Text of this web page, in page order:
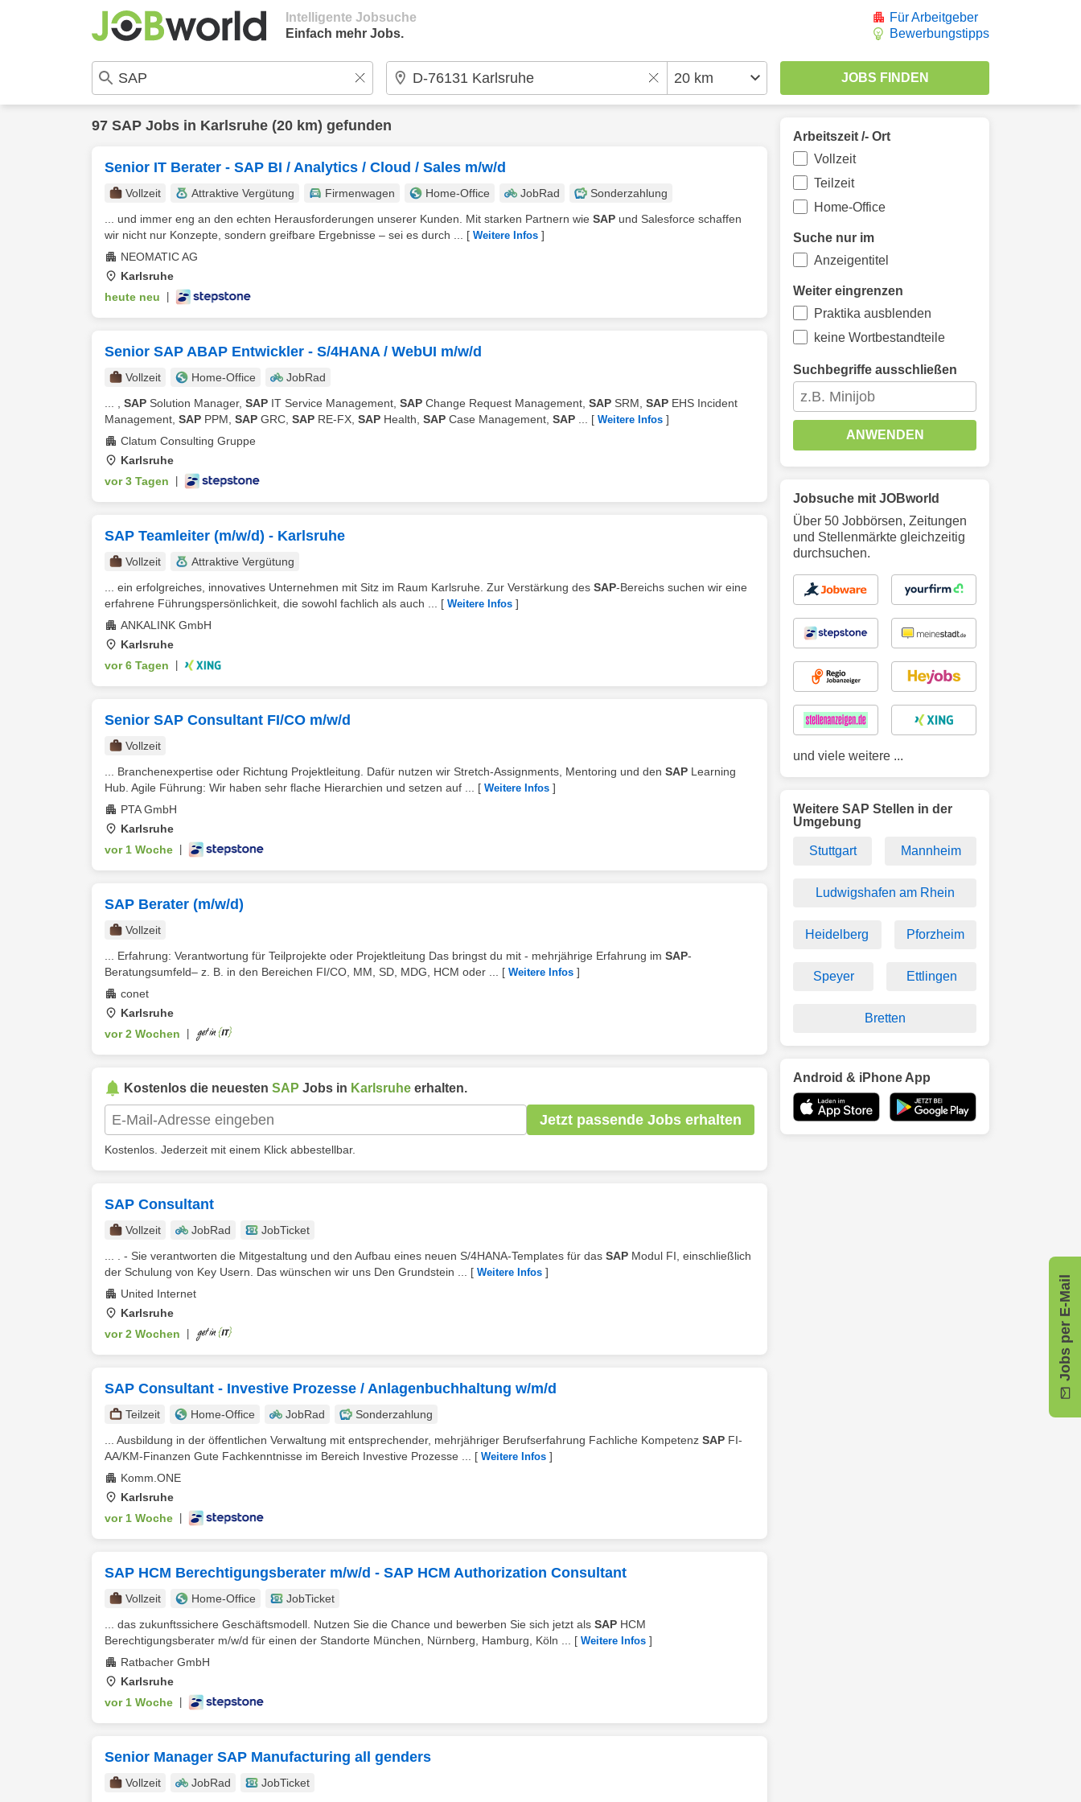
Intelligente Jobsuche
Einfach mehr Jobs.
Für Arbeitgeber
Bewerbungstipps
97 SAP Jobs in Karlsruhe (20 km) gefunden
Senior IT Berater - SAP BI / Analytics / Cloud / Sales m/w/d
Vollzeit Attraktive Vergütung Firmenwagen Home-Office JobRad
Sonderzahlung
... und immer eng an den echten Herausforderungen unserer Kunden. Mit starken Partnern wie SAP und Salesforce schaffen
wir nicht nur Konzepte, sondern greifbare Ergebnisse – sei es durch ...
[ Weitere Infos ]
NEOMATIC AG
Karlsruhe
heute neu
Senior SAP ABAP Entwickler - S/4HANA / WebUI m/w/d
Vollzeit Home-Office
JobRad
SAP Solution Manager, SAP IT Service Management, SAP Change Request Management, SAP SRM, SAP EHS Incident
Management, SAP PPM, SAP GRC, SAP RE-FX, SAP Health, SAP Case Management, SAP [ Weitere Infos ]
Clatum Consulting Gruppe
Karlsruhe
vor 3 Tagen
SAP Teamleiter (m/w/d) - Karlsruhe
Vollzeit
Attraktive Vergütung
... ein erfolgreiches, innovatives Unternehmen mit Sitz im Raum Karlsruhe. Zur Verstärkung des SAP-Bereichs suchen wir eine
erfahrene Führungspersönlichkeit, die sowohl fachlich als auch ...
[ Weitere Infos ]
ANKALINK GmbH
Karlsruhe
vor 6 Tagen
Senior SAP Consultant FI/CO m/w/d
Vollzeit
... Branchenexpertise oder Richtung Projektleitung. Dafür nutzen wir Stretch-Assignments, Mentoring und den SAP Learning
Hub. Agile Führung: Wir haben sehr flache Hierarchien und setzen auf ...
[ Weitere Infos ]
PTA GmbH
Karlsruhe
vor 1 Woche
SAP Berater (m/w/d)
Vollzeit
... Erfahrung: Verantwortung für Teilprojekte oder Projektleitung Das bringst du mit - mehrjährige Erfahrung im SAP-
Beratungsumfeld– z. B. in den Bereichen FI/CO, MM, SD, MDG, HCM oder ...
[ Weitere Infos ]
conet
Karlsruhe
vor 2 Wochen
Kostenlos die neuesten SAP Jobs in Karlsruhe erhalten.
Jetzt passende Jobs erhalten
Kostenlos. Jederzeit mit einem Klick abbestellbar.
SAP Consultant
Vollzeit JobRad
JobTicket
... . - Sie verantworten die Mitgestaltung und den Aufbau eines neuen S/4HANA-Templates für das SAP Modul FI, einschließlich
der Schulung von Key Usern. Das wünschen wir uns Den Grundstein ...
[ Weitere Infos ]
United Internet
Karlsruhe
vor 2 Wochen
SAP Consultant - Investive Prozesse / Anlagenbuchhaltung w/m/d
Teilzeit Home-Office JobRad
Sonderzahlung
... Ausbildung in der öffentlichen Verwaltung mit entsprechender, mehrjähriger Berufserfahrung Fachliche Kompetenz SAP FI-
AA/KM-Finanzen Gute Fachkenntnisse im Bereich Investive Prozesse ...
[ Weitere Infos ]
Komm.ONE
Karlsruhe
vor 1 Woche
SAP HCM Berechtigungsberater m/w/d - SAP HCM Authorization Consultant
Vollzeit Home-Office
JobTicket
... das zukunftssichere Geschäftsmodell. Nutzen Sie die Chance und bewerben Sie sich jetzt als SAP HCM
Berechtigungsberater m/w/d für einen der Standorte München, Nürnberg, Hamburg, Köln ...
[ Weitere Infos ]
Ratbacher GmbH
Karlsruhe
vor 1 Woche
Senior Manager SAP Manufacturing all genders
Vollzeit JobRad JobTicket
Jobs per E-Mail
Arbeitszeit /- Ort
Vollzeit
Teilzeit
Home-Office
Suche nur im
Anzeigentitel
Weiter eingrenzen
Praktika ausblenden
keine Wortbestandteile
Suchbegriffe ausschließen
ANWENDEN
Jobsuche mit JOBworld
Über 50 Jobbörsen, Zeitungen
und Stellenmärkte gleichzeitig
durchsuchen.
und viele weitere ...
Weitere SAP Stellen in der
Umgebung
Stuttgart Mannheim
Ludwigshafen am Rhein
Heidelberg Pforzheim
Speyer Ettlingen
Bretten
Android & iPhone App